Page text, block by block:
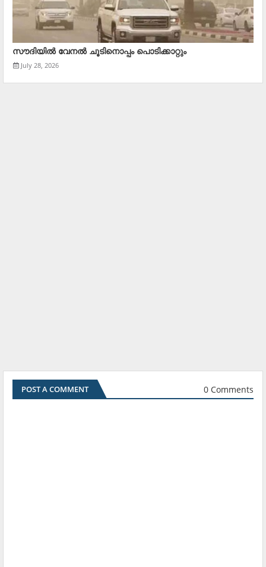
സൗദിയിൽ വേനല്‍ ചൂടിനൊപ്പം പൊടിക്കാറ്റും
July 28, 2026
POST A COMMENT 0 Comments